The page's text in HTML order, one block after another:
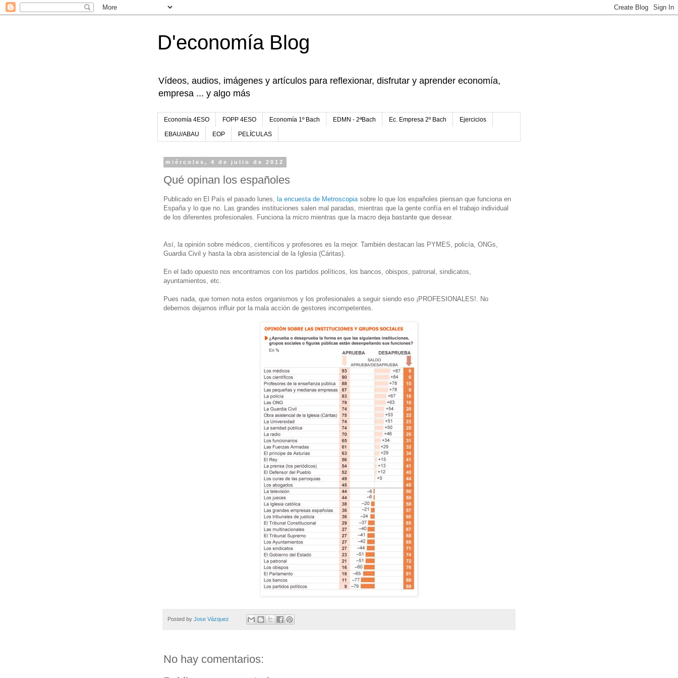
D'economía Blog
Vídeos, audios, imágenes y artículos para reflexionar, disfrutar y aprender economía,
empresa ... y algo más
Economía 4ESO FOPP 4ESO Economía 1º Bach EDMN - 2ªBach Ec. Empresa 2º Bach Ejercicios
EBAU/ABAU EOP PELÍCULAS
miércoles, 4 de julio de 2012
Qué opinan los españoles
Publicado en El País el pasado lunes, la encuesta de Metroscopiasobre lo que los españoles piensan que funciona en
España y lo que no. Las grandes instituciones salen mal paradas, mientras que la gente confía en el trabajo individual
de los diferentes profesionales. Funciona la micro mientras que la macro deja bastante que desear.
Así, la opinión sobre médicos, científicos y profesores es la mejor. También destacan las PYMES, policía, ONGs,
Guardia Civil y hasta la obra asistencial de la Iglesia (Cáritas).
En el lado opuesto nos encontramos con los partidos políticos, los bancos, obispos, patronal, sindicatos,
ayuntamientos, etc.
Pues nada, que tomen nota estos organismos y los profesionales a seguir siendo eso ¡PROFESIONALES!. No
debemos dejarnos influir por la mala acción de gestores incompetentes.
Posted by Jose Vázquez
No hay comentarios: